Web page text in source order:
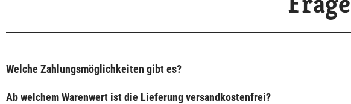
Welche Zahlungsmöglichkeiten gibt es?
Ab welchem Warenwert ist die Lieferung versandkostenfrei?